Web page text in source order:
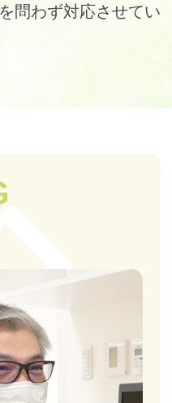
問わず対応させてい